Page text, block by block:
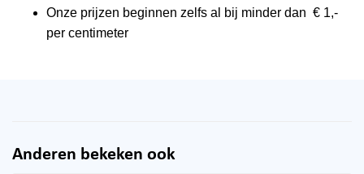
Onze prijzen beginnen zelfs al bij minder dan € 1,-
per centimeter
Anderen bekeken ook